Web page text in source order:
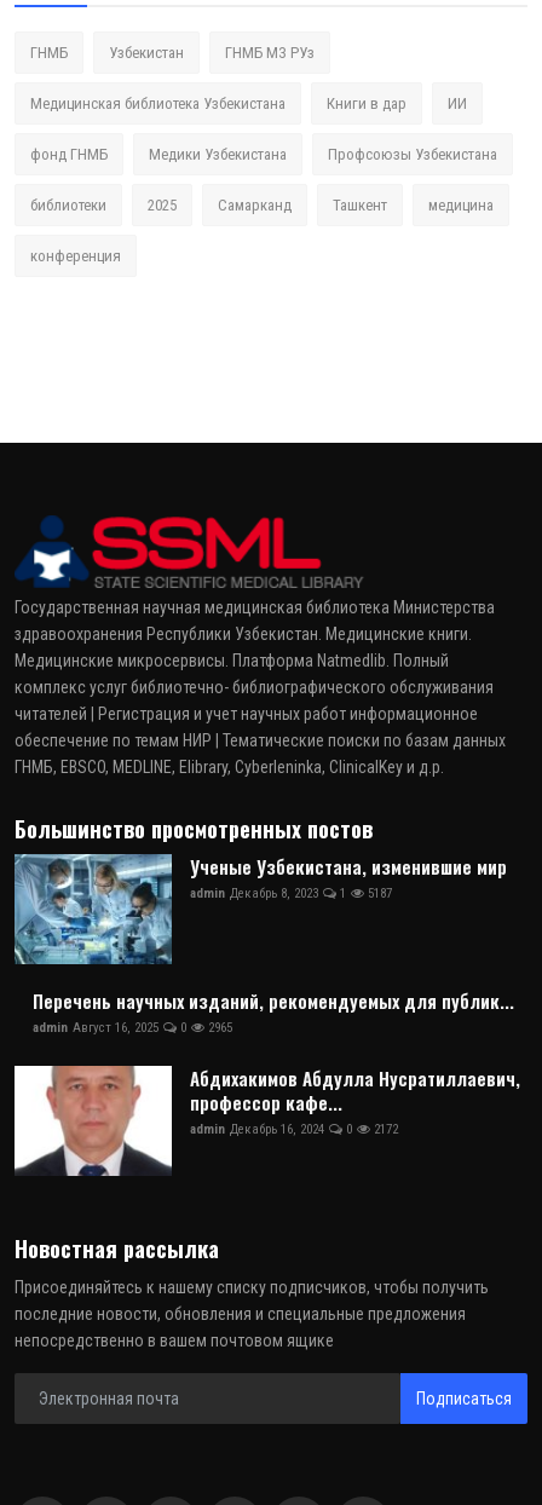
ГНМБ Узбекистан ГНМБ МЗ РУз
Медицинская библиотека Узбекистана Книги в дар ИИ
фонд ГНМБ Медики Узбекистана Профсоюзы Узбекистана
библиотеки 2025 Самарканд Ташкент медицина
конференция
Государственная научная медицинская библиотека Министерства
здравоохранения Республики Узбекистан. Медицинские книги.
Медицинские микросервисы. Платформа Natmedlib. Полный
комплекс услуг библиотечно- библиографического обслуживания
читателей | Регистрация и учет научных работ информационное
обеспечение по темам НИР | Тематические поиски по базам данных
ГНМБ, EBSCO, MEDLINE, Elibrary, Cyberleninka, ClinicalKey и д.р.
Большинство просмотренных постов
Ученые Узбекистана, изменившие мир
admin Декабрь 8, 2023 1 5187
Перечень научных изданий, рекомендуемых для публик...
admin Август 16, 2025 0 2965
Абдихакимов Абдулла Нусратиллаевич,
профессор кафе...
admin Декабрь 16, 2024 0 2172
Новостная рассылка
Присоединяйтесь к нашему списку подписчиков, чтобы получить
последние новости, обновления и специальные предложения
непосредственно в вашем почтовом ящике
Подписаться